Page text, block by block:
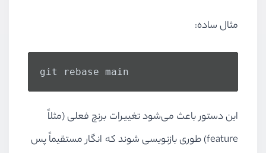
مثال ساده:
git rebase main
این دستور باعث می‌شود تغییرات برنچ فعلی (مثلاً
feature) طوری بازنویسی شوند که انگار مستقیماً پس